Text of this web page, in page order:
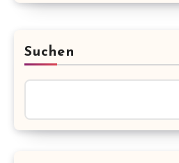
Suchen